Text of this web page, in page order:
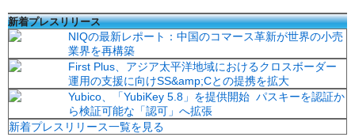
新着プレスリリース
NIQの最新レポート：中国のコマース革新が世界の小売
業界を再構築
First Plus、アジア太平洋地域におけるクロスボーダー
運用の支援に向けSS&amp;Cとの提携を拡大
Yubico、「YubiKey 5.8」を提供開始 パスキーを認証か
ら検証可能な「認可」へ拡張
新着プレスリリース一覧を見る